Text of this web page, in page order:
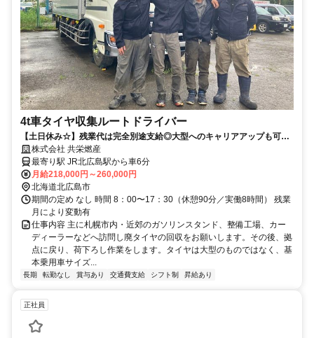
4t車タイヤ収集ルートドライバー
【土日休み☆】残業代は完全別途支給◎大型へのキャリアアップも可
能！株式会社 共栄燃産
最寄り駅 JR北広島駅から車6分
月給218,000円～260,000円
北海道北広島市
期間の定め なし 時間 8：00〜17：30（休憩90分／実働8時間） 残業
月により変動有
仕事内容 主に札幌市内・近郊のガソリンスタンド、整備工場、カー
ディーラーなどへ訪問し廃タイヤの回収をお願いします。その後、拠
点に戻り、荷下ろし作業をします。タイヤは大型のものではなく、基
本乗用車サイズ...
長期 転勤なし 賞与あり 交通費支給 シフト制 昇給あり
正社員